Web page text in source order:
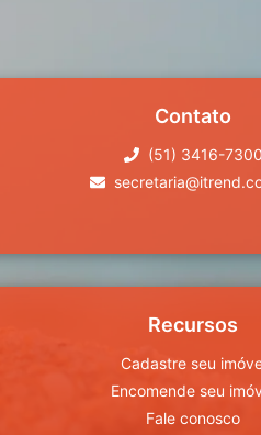
Contato
(51) 3416-7300
Recursos
Cadastre seu
Encomende seu
Fale conosco